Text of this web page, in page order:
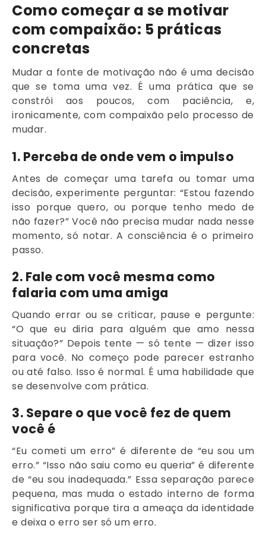
Como começar a se motivar
com compaixão: 5 práticas
concretas
Mudar a fonte de motivação não é uma decisão
que se toma uma vez. É uma prática que se
constrói aos poucos, com paciência, e,
ironicamente, com compaixão pelo processo de
mudar.
1. Perceba de onde vem o impulso
Antes de começar uma tarefa ou tomar uma
decisão, experimente perguntar: “Estou fazendo
isso porque quero, ou porque tenho medo de
não fazer?” Você não precisa mudar nada nesse
momento, só notar. A consciência é o primeiro
passo.
2. Fale com você mesma como
falaria com uma amiga
Quando errar ou se criticar, pause e pergunte:
“O que eu diria para alguém que amo nessa
situação?” Depois tente — só tente — dizer isso
para você. No começo pode parecer estranho
ou até falso. Isso é normal. É uma habilidade que
se desenvolve com prática.
3. Separe o que você fez de quem
você é
“Eu cometi um erro” é diferente de “eu sou um
erro.” “Isso não saiu como eu queria” é diferente
de “eu sou inadequada.” Essa separação parece
pequena, mas muda o estado interno de forma
significativa porque tira a ameaça da identidade
e deixa o erro ser só um erro.